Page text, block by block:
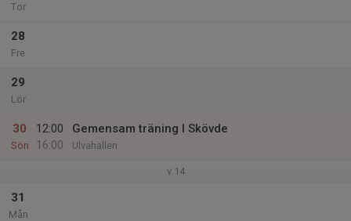
Tor
28
Fre
29
Lör
30
Sön
12:00
16:00
Gemensam träning I Skövde
Ulvahallen
v.14
31
Mån